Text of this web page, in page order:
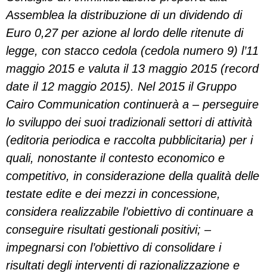
Assemblea la distribuzione di un dividendo di
Euro 0,27 per azione al lordo delle ritenute di
legge, con stacco cedola (cedola numero 9) l’11
maggio 2015 e valuta il 13 maggio 2015 (record
date il 12 maggio 2015). Nel 2015 il Gruppo
Cairo Communication continuerà a – perseguire
lo sviluppo dei suoi tradizionali settori di attività
(editoria periodica e raccolta pubblicitaria) per i
quali, nonostante il contesto economico e
competitivo, in considerazione della qualità delle
testate edite e dei mezzi in concessione,
considera realizzabile l’obiettivo di continuare a
conseguire risultati gestionali positivi; –
impegnarsi con l’obiettivo di consolidare i
risultati degli interventi di razionalizzazione e